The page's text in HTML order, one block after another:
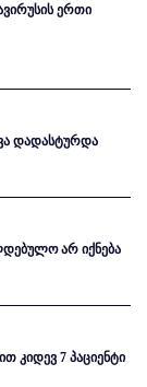
ერთი
დადასტურდა
არ იქნება
კიდევ 7 პაციენტი